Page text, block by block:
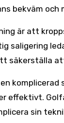
bekväm
är att
saligering
säkerställa
komplicerad
effektivt.
sin